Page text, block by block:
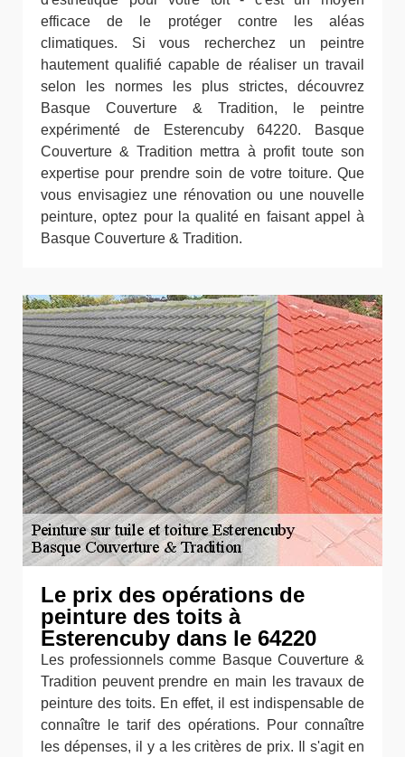
efficace de le protéger contre les aléas
climatiques. Si vous recherchez un peintre
hautement qualifié capable de réaliser un travail
selon les normes les plus strictes, découvrez
Basque Couverture & Tradition, le peintre
expérimenté de Esterencuby 64220. Basque
Couverture & Tradition mettra à profit toute son
expertise pour prendre soin de votre toiture. Que
vous envisagiez une rénovation ou une nouvelle
peinture, optez pour la qualité en faisant appel à
Basque Couverture & Tradition.
Le prix des opérations de
peinture des toits à
Esterencuby dans le 64220
Les professionnels comme Basque Couverture &
Tradition peuvent prendre en main les travaux de
peinture des toits. En effet, il est indispensable de
connaître le tarif des opérations. Pour connaître
les dépenses, il y a les critères de prix. Il s'agit en